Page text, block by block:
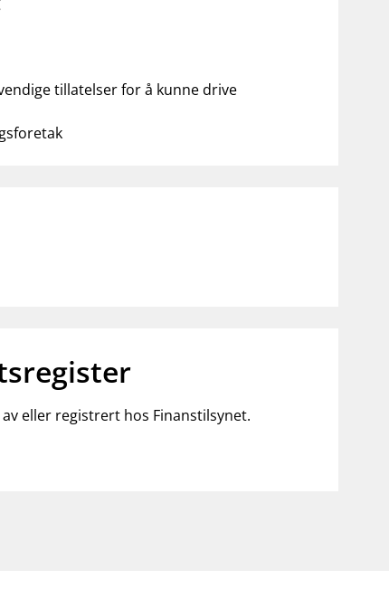
tillatelser for å kunne drive
eller registrert hos Finanstilsynet.